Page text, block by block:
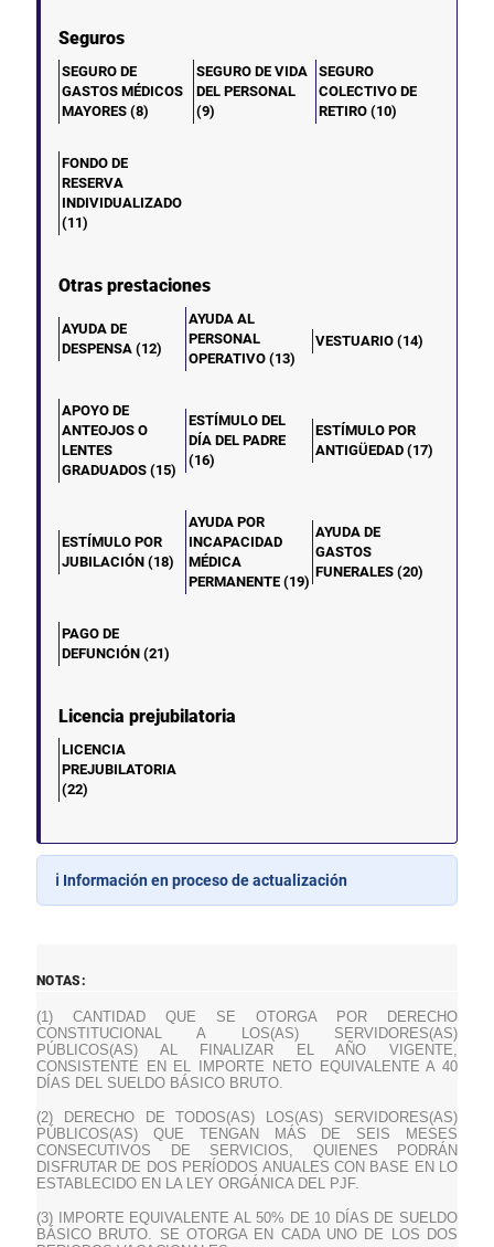
Seguros
SEGURO DE
GASTOS MÉDICOS
MAYORES (8)
SEGURO DE VIDA
DEL PERSONAL
(9)
SEGURO
COLECTIVO DE
RETIRO (10)
FONDO DE
RESERVA
INDIVIDUALIZADO
(11)
Otras prestaciones
AYUDA DE
DESPENSA (12)
AYUDA AL
PERSONAL
OPERATIVO (13)
VESTUARIO (14)
APOYO DE
ANTEOJOS O
LENTES
GRADUADOS (15)
ESTÍMULO DEL
DÍA DEL PADRE
(16)
ESTÍMULO POR
ANTIGÜEDAD (17)
ESTÍMULO POR
JUBILACIÓN (18)
AYUDA POR
INCAPACIDAD
MÉDICA
PERMANENTE (19)
AYUDA DE
GASTOS
FUNERALES (20)
PAGO DE
DEFUNCIÓN (21)
Licencia prejubilatoria
LICENCIA
PREJUBILATORIA
(22)
ℹ️ Información en proceso de actualización
NOTAS:
(1) CANTIDAD QUE SE OTORGA POR DERECHO
CONSTITUCIONAL A LOS(AS) SERVIDORES(AS)
PÚBLICOS(AS) AL FINALIZAR EL AÑO VIGENTE,
CONSISTENTE EN EL IMPORTE NETO EQUIVALENTE A 40
DÍAS DEL SUELDO BÁSICO BRUTO.
(2) DERECHO DE TODOS(AS) LOS(AS) SERVIDORES(AS)
PÚBLICOS(AS) QUE TENGAN MÁS DE SEIS MESES
CONSECUTIVOS DE SERVICIOS, QUIENES PODRÁN
DISFRUTAR DE DOS PERÍODOS ANUALES CON BASE EN LO
ESTABLECIDO EN LA LEY ORGÁNICA DEL PJF.
(3) IMPORTE EQUIVALENTE AL 50% DE 10 DÍAS DE SUELDO
BÁSICO BRUTO. SE OTORGA EN CADA UNO DE LOS DOS